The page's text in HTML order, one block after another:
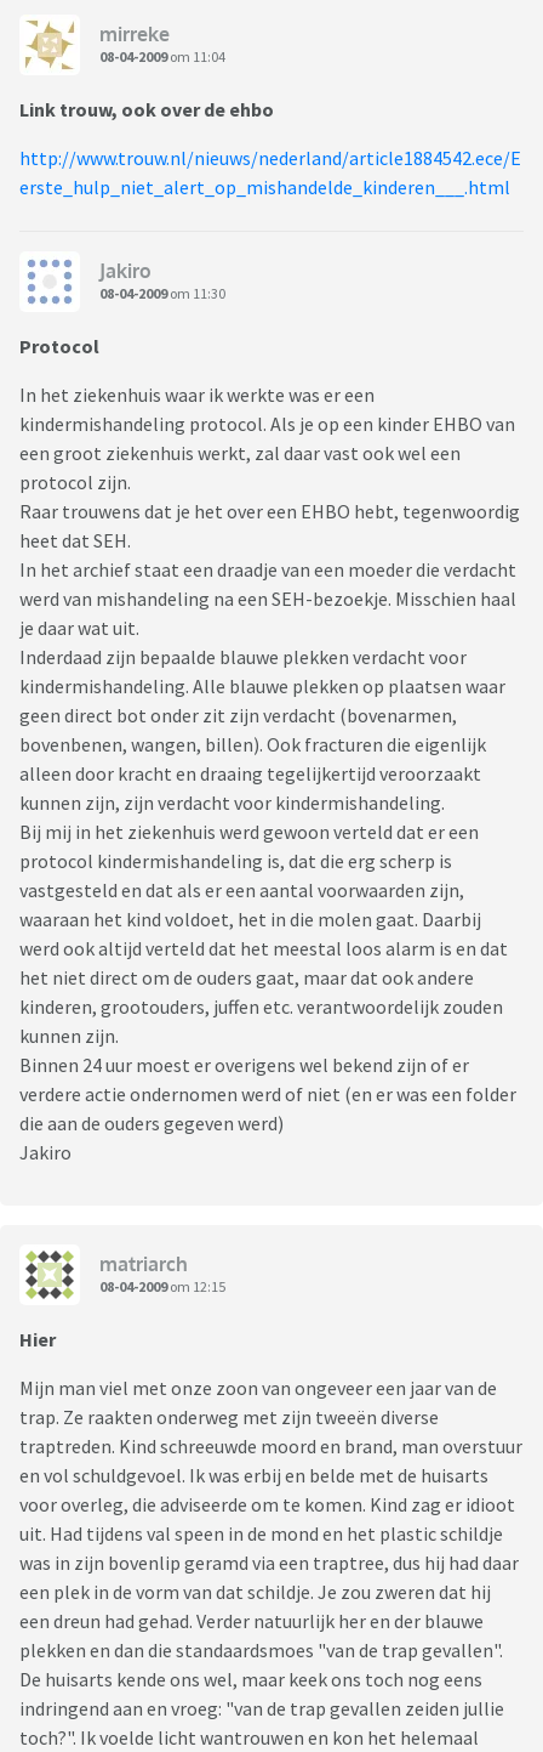
mirreke
08-04-2009om 11:04
Link trouw, ook over de ehbo
http://www.trouw.nl/nieuws/nederland/article1884542.ece/E
erste_hulp_niet_alert_op_mishandelde_kinderen___.html
Jakiro
08-04-2009om 11:30
Protocol
In het ziekenhuis waar ik werkte was er een
kindermishandeling protocol. Als je op een kinder EHBO van
een groot ziekenhuis werkt, zal daar vast ook wel een
protocol zijn.
Raar trouwens dat je het over een EHBO hebt, tegenwoordig
heet dat SEH.
In het archief staat een draadje van een moeder die verdacht
werd van mishandeling na een SEH-bezoekje. Misschien haal
je daar wat uit.
Inderdaad zijn bepaalde blauwe plekken verdacht voor
kindermishandeling. Alle blauwe plekken op plaatsen waar
geen direct bot onder zit zijn verdacht (bovenarmen,
bovenbenen, wangen, billen). Ook fracturen die eigenlijk
alleen door kracht en draaing tegelijkertijd veroorzaakt
kunnen zijn, zijn verdacht voor kindermishandeling.
Bij mij in het ziekenhuis werd gewoon verteld dat er een
protocol kindermishandeling is, dat die erg scherp is
vastgesteld en dat als er een aantal voorwaarden zijn,
waaraan het kind voldoet, het in die molen gaat. Daarbij
werd ook altijd verteld dat het meestal loos alarm is en dat
het niet direct om de ouders gaat, maar dat ook andere
kinderen, grootouders, juffen etc. verantwoordelijk zouden
kunnen zijn.
Binnen 24 uur moest er overigens wel bekend zijn of er
verdere actie ondernomen werd of niet (en er was een folder
die aan de ouders gegeven werd)
Jakiro
matriarch
08-04-2009om 12:15
Hier
Mijn man viel met onze zoon van ongeveer een jaar van de
trap. Ze raakten onderweg met zijn tweeën diverse
traptreden. Kind schreeuwde moord en brand, man overstuur
en vol schuldgevoel. Ik was erbij en belde met de huisarts
voor overleg, die adviseerde om te komen. Kind zag er idioot
uit. Had tijdens val speen in de mond en het plastic schildje
was in zijn bovenlip geramd via een traptree, dus hij had daar
een plek in de vorm van dat schildje. Je zou zweren dat hij
een dreun had gehad. Verder natuurlijk her en der blauwe
plekken en dan die standaardsmoes "van de trap gevallen".
De huisarts kende ons wel, maar keek ons toch nog eens
indringend aan en vroeg: "van de trap gevallen zeiden jullie
toch?". Ik voelde licht wantrouwen en kon het helemaal